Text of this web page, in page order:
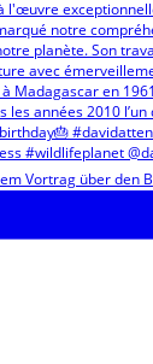
Vortrag über den B